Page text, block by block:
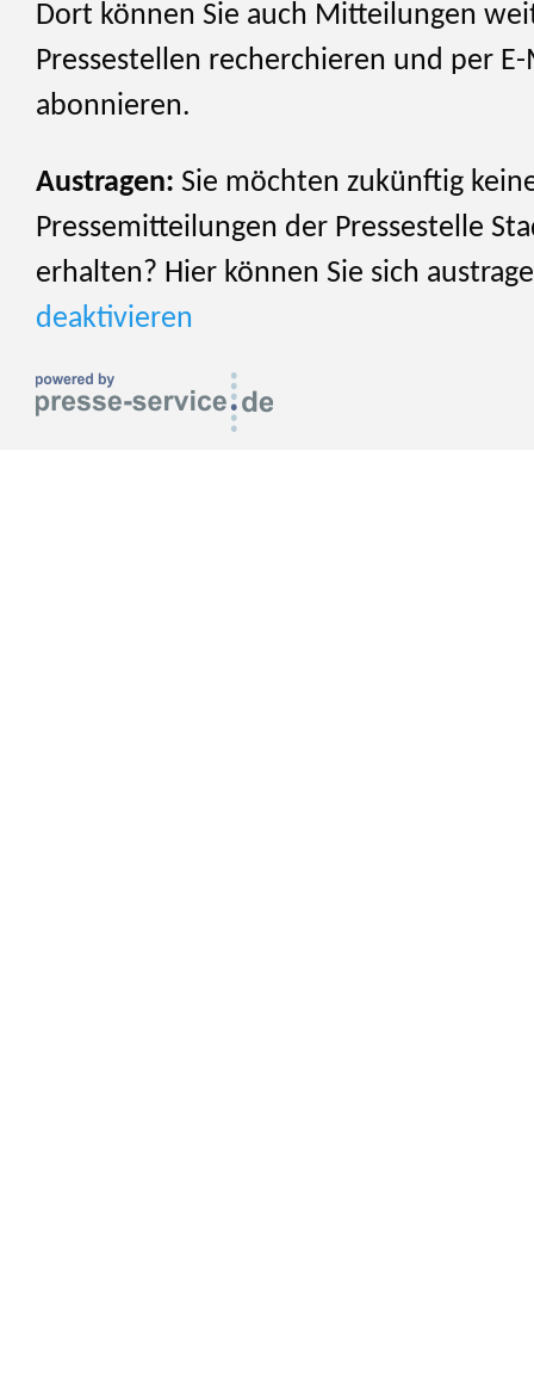
Dort können Sie auch Mitteilungen
Pressestellen recherchieren und per
abonnieren.
Austragen: Sie möchten zukünftig
Pressemitteilungen der Pressestelle
erhalten? Hier können Sie sich
deaktivieren